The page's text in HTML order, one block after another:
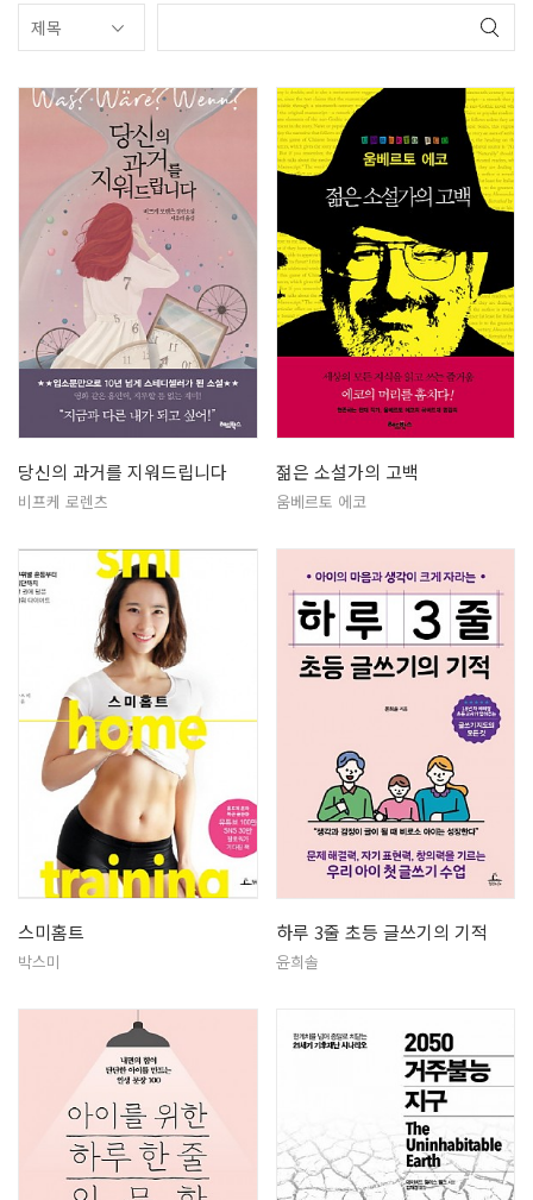
당신의 과거를 지워드립니다
비프케 로렌츠
젊은 소설가의 고백
움베르토 에코
스미홈트
박스미
하루 3줄 초등 글쓰기의 기적
윤희솔